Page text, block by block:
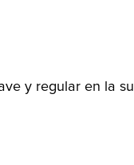
y regular en la